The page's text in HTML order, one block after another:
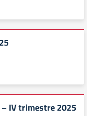
IV trimestre 2025